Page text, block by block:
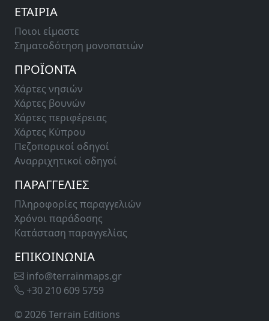
ΕΤΑΙΡΙΑ
Ποιοι είμαστε
Σηματοδότηση μονοπατιών
ΠΡΟΪΟΝΤΑ
Χάρτες νησιών
Χάρτες βουνών
Χάρτες περιφέρειας
Χάρτες Κύπρου
Πεζοπορικοί οδηγοί
Αναρριχητικοί οδηγοί
ΠΑΡΑΓΓΕΛΙΕΣ
Πληροφορίες παραγγελιών
Χρόνοι παράδοσης
Κατάσταση παραγγελίας
ΕΠΙΚΟΙΝΩΝΙΑ
info@terrainmaps.gr
+30 210 609 5759
© 2026 Terrain Editions